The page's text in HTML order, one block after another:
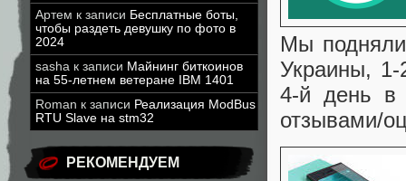
Артем к записи Бесплатные боты,
чтобы раздеть девушку по фото в
2024
sasha к записи Майнинг биткоинов
на 55-летнем ветеране IBM 1401
Roman к записи Реализация ModBus
RTU Slave на stm32
РЕКОМЕНДУЕМ
Мы
Украины,
4-й день в
отзывами/